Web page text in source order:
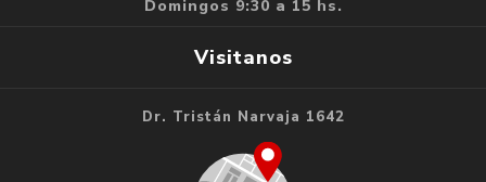
Domingos 9:30 a 15 hs.
Visitanos
Dr. Tristán Narvaja 1642